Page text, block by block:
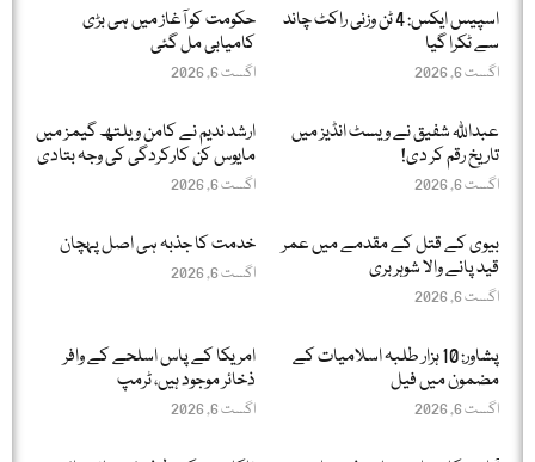
اسپیس ایکس: 4 ٹن وزنی راکٹ چاند
سے ٹکرا گیا
اگست 6, 2026
حکومت کو آغاز میں ہی بڑی
کامیابی مل گئی
اگست 6, 2026
عبداللّٰہ شفیق نے ویسٹ انڈیز میں
تاریخ رقم کر دی!
اگست 6, 2026
ارشد ندیم نے کامن ویلتھ گیمز میں
مایوس کن کارکردگی کی وجہ بتادی
اگست 6, 2026
بیوی کے قتل کے مقدمے میں عمر
قید پانے والا شوہر بری
اگست 6, 2026
خدمت کا جذبہ ہی اصل پہچان
اگست 6, 2026
پشاور: 10 ہزار طلبہ اسلامیات کے
مضمون میں فیل
اگست 6, 2026
امریکا کے پاس اسلحے کے وافر
ذخائر موجود ہیں، ٹرمپ
اگست 6, 2026